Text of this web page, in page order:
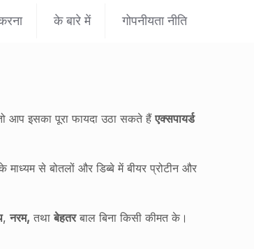
के बारे में गोपनीयता नीति
आप इसका पूरा फायदा उठा सकते हैंएक्सपायर्ड
से बोतलों और डिब्बे में बीयर प्रोटीन और
,नरम, तथाबेहतरबाल बिना किसी कीमत के।